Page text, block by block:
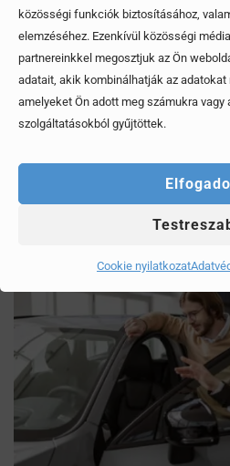
közösségi funkciók biztosításához,
elemzéséhez. Ezenkívül közösségi
partnereinkkel megosztjuk az Ön
adatait, akik kombinálhatják az adatokat
amelyeket Ön adott meg számukra vagy
szolgáltatásokból gyűjtöttek.
Cookie nyilatkozat
Mítoszok, amiktől mi is csak
Érdekel, elolvasom